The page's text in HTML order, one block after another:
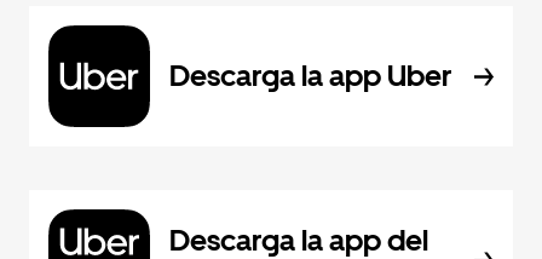
Descarga la app Uber
Descarga la app del